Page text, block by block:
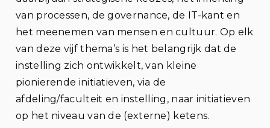
van processen, de governance, de IT-kant en
het meenemen van mensen en cultuur. Op elk
van deze vijf thema’s is het belangrijk dat de
instelling zich ontwikkelt, van kleine
pionierende initiatieven, via de
afdeling/faculteit en instelling, naar initiatieven
op het niveau van de (externe) ketens.